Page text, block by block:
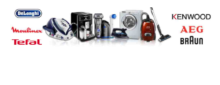
content